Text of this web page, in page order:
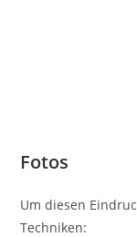
Fotos
Um diesen
Techniken: